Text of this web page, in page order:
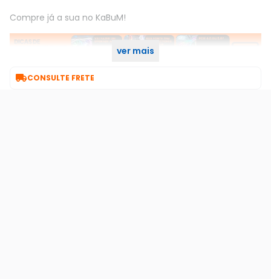
Compre já a sua no KaBuM!
ver mais
CONSULTE FRETE